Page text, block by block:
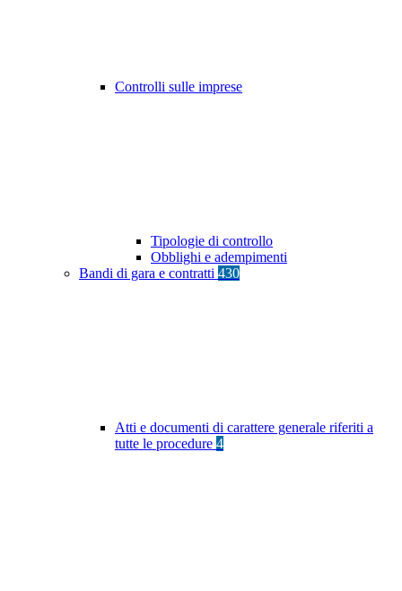
Controlli sulle imprese
Tipologie di controllo
Obblighi e adempimenti
Bandi di gara e contratti 430
Atti e documenti di carattere generale riferiti a
tutte le procedure 4